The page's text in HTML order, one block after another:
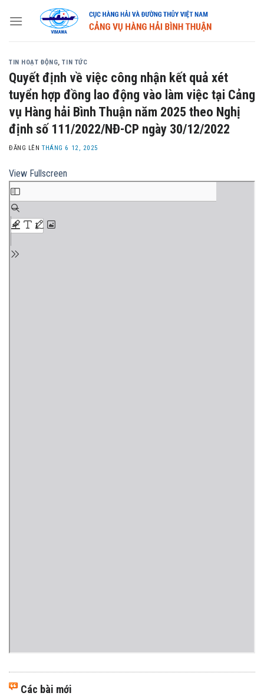
TIN HOẠT ĐỘNG,TIN TỨC
Quyết định về việc công nhận kết quả xét
tuyển hợp đồng lao động vào làm việc tại Cảng
vụ Hàng hải Bình Thuận năm 2025 theo Nghị
định số 111/2022/NĐ-CP ngày 30/12/2022
ĐĂNG LÊNTHÁNG 6 12, 2025
View Fullscreen
Các bài mới